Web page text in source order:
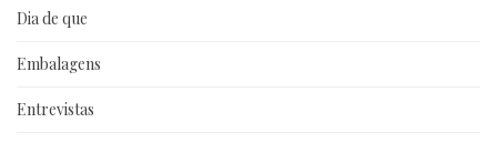
Dia de que
Embalagens
Entrevistas